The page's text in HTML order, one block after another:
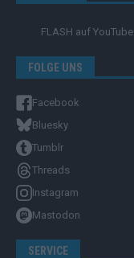
FLASH auf YouTube
FOLGE UNS
Facebook
Bluesky
Tumblr
Threads
Instagram
Mastodon
SERVICE